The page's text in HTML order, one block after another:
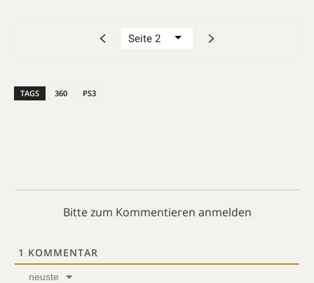
TAGS 360 PS3
Bitte zum Kommentieren anmelden
1 KOMMENTAR
neuste